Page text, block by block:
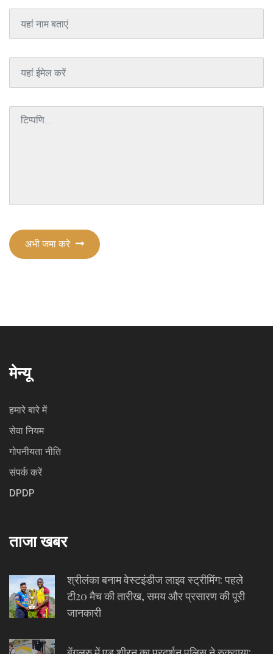
अभी जमा करे
मेन्यू
हमारे बारे में
सेवा नियम
गोपनीयता नीति
संपर्क करें
DPDP
ताजा खबर
श्रीलंका बनाम वेस्टइंडीज लाइव स्ट्रीमिंग: पहले
टी20 मैच की तारीख, समय और प्रसारण की पूरी
जानकारी